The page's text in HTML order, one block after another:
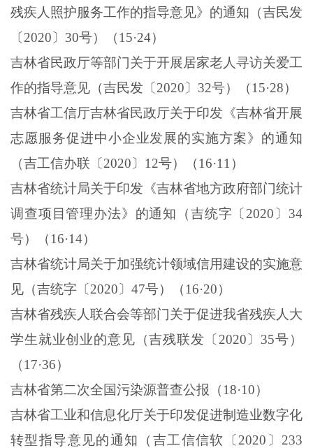
残疾人照护服务工作的指导意见》的通知（吉民发
〔2020〕 30号）（15·24）
吉林省民政厅等部门关于开展居家老人寻访关爱工
作的指导意见（吉民发〔2020〕 32号）（15·28）
吉林省工信厅吉林省民政厅关于印发《吉林省开展
志愿服务促进中小企业发展的实施方案》的通知
（吉工信办联〔2020〕 12号）（16·11 ）
吉林省统计局关于印发《吉林省地方政府部门统计
调查项目管理办法》的通知（吉统字〔2020〕 34
号）（16·14）
吉林省统计局关于加强统计领域信用建设的实施意
见（吉统字〔2020〕 47号）（16·20）
吉林省残疾人联合会等部门关于促进我省残疾人大
学生就业创业的意见（吉残联发〔2020〕 35号）
（17·36）
吉林省第二次全国污染源普查公报（18·10）
吉林省工业和信息化厅关于印发促进制造业数字化
转型指导意见的通知（吉工信信软〔2020 〕 233